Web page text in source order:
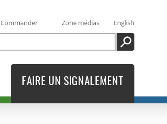
Commander Zone médias
English
RECHERCHE
FAIRE UN SIGNALEMENT